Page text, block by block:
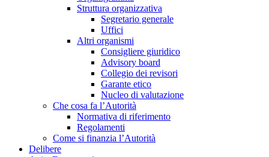
Struttura organizzativa
Segretario generale
Uffici
Altri organismi
Consigliere giuridico
Advisory board
Collegio dei revisori
Garante etico
Nucleo di valutazione
Che cosa fa l’Autorità
Normativa di riferimento
Regolamenti
Come si finanzia l’Autorità
Delibere